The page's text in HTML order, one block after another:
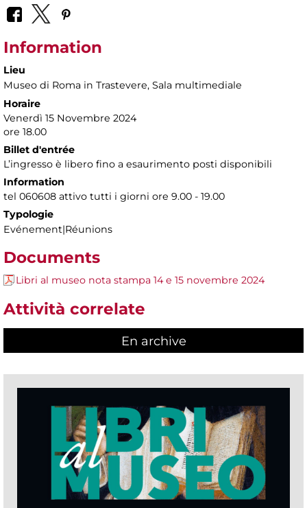
Information
Lieu
Museo di Roma in Trastevere, Sala multimediale
Horaire
Venerdì 15 Novembre 2024
ore 18.00
Billet d'entrée
L’ingresso è libero fino a esaurimento posti disponibili
Information
tel 060608 attivo tutti i giorni ore 9.00 - 19.00
Typologie
Evénement|Réunions
Documents
Libri al museo nota stampa 14 e 15 novembre 2024
Attività correlate
En archive